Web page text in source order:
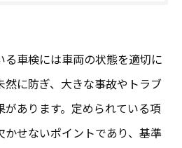
車検には車両の状態を適切に
に防ぎ、大きな事故やトラブ
あります。定められている項
かせないポイントであり、基準